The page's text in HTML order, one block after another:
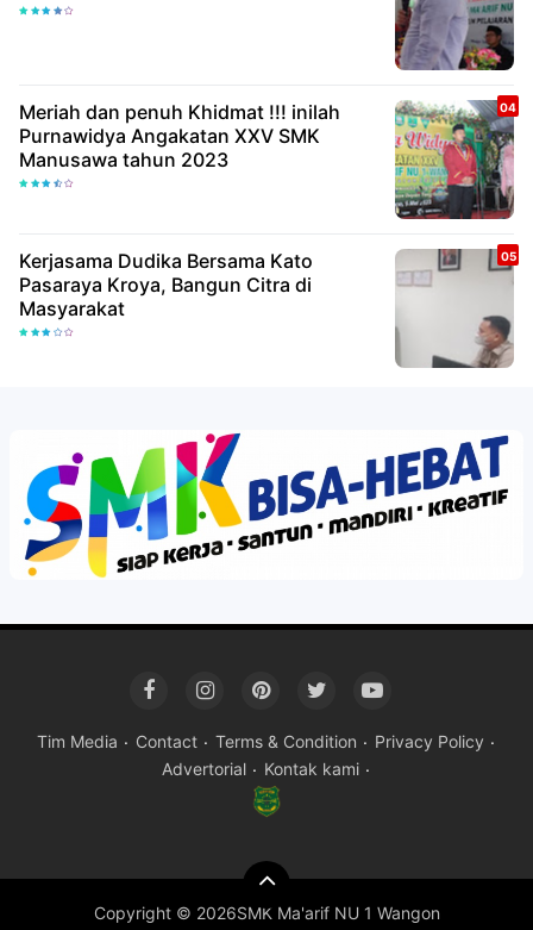
Meriah dan penuh Khidmat !!! inilah
Purnawidya Angakatan XXV SMK
Manusawa tahun 2023
Kerjasama Dudika Bersama Kato
Pasaraya Kroya, Bangun Citra di
Masyarakat
Tim Media Contact Terms & Condition
Privacy Policy
Advertorial
Kontak kami
Copyright © 2026SMK Ma'arif NU 1 Wangon